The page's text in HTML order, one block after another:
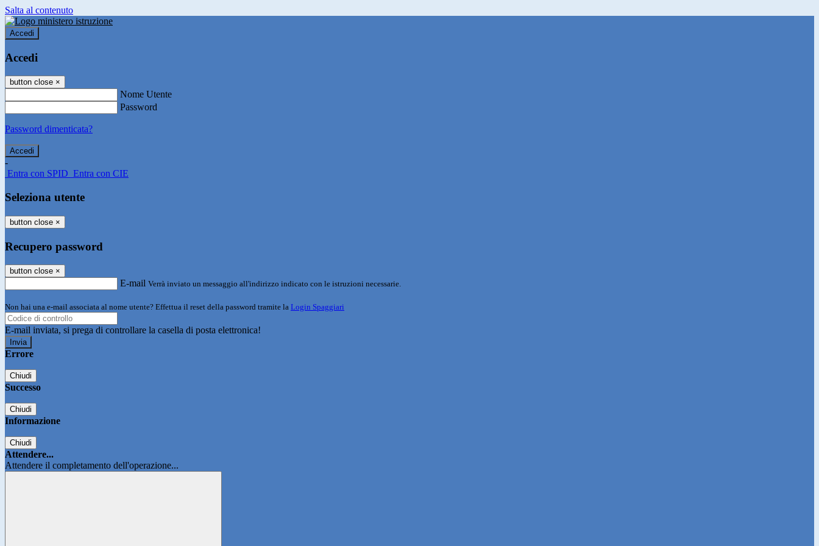
Salta al contenuto
Accedi
Accedi
button close ×
Nome Utente
Password
Password dimenticata?
-
Entra con SPID Entra con CIE
Seleziona utente
button close ×
Recupero password
button close ×
E-mail Verrà inviato un messaggio all'indirizzo indicato con le istruzioni necessarie.
Non hai una e-mail associata al nome utente? Effettua il reset della password tramite la Login Spaggiari
E-mail inviata, si prega di controllare la casella di posta elettronica!
Errore
Chiudi
Successo
Chiudi
Informazione
Chiudi
Attendere...
Attendere il completamento dell'operazione...